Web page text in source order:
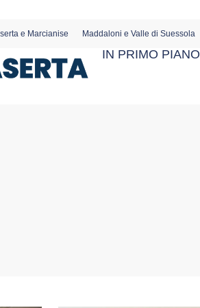
e Marcianise Maddaloni e Valle di Suessola
IN PRIMO PIANO